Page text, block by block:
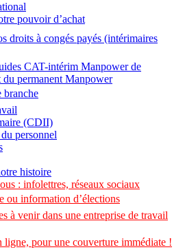
pouvoir d’achat
droits à congés payés (intérimaires
CAT-intérim Manpower de
du permanent Manpower
branche
(CDII)
personnel
histoire
: infolettres, réseaux sociaux
ou information d’élections
à venir dans une entreprise de travail
ligne, pour une couverture immédiate !